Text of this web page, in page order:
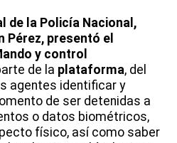
de la Policía Nacional,
Pérez, presentó el
y control
de la plataforma, del
agentes identificar y
de ser detenidas a
o datos biométricos,
físico, así como saber